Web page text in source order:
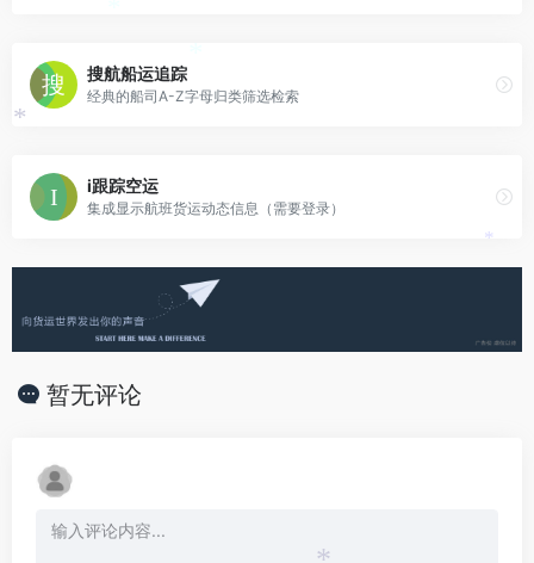
搜航船运追踪
经典的船司A-Z字母归类筛选检索
i跟踪空运
集成显示航班货运动态信息（需要登录）
暂无评论